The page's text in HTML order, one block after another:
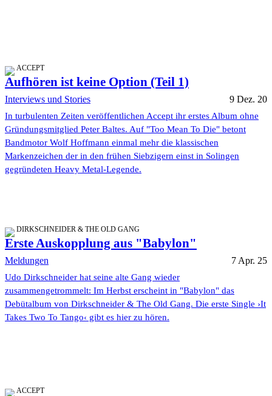
ACCEPT
Aufhören ist keine Option (Teil 1)
Interviews und Stories 9 Dez. 20
In turbulenten Zeiten veröffentlichen Accept ihr erstes Album ohne
Gründungsmitglied Peter Baltes. Auf "Too Mean To Die" betont
Bandmotor Wolf Hoffmann einmal mehr die klassischen
Markenzeichen der in den frühen Siebzigern einst in Solingen
gegründeten Heavy Metal-Legende.
DIRKSCHNEIDER & THE OLD GANG
Erste Auskopplung aus "Babylon"
Meldungen 7 Apr. 25
Udo Dirkschneider hat seine alte Gang wieder
zusammengetrommelt: Im Herbst erscheint in "Babylon" das
Debütalbum von Dirkschneider & The Old Gang. Die erste Single ›It
Takes Two To Tango‹ gibt es hier zu hören.
ACCEPT